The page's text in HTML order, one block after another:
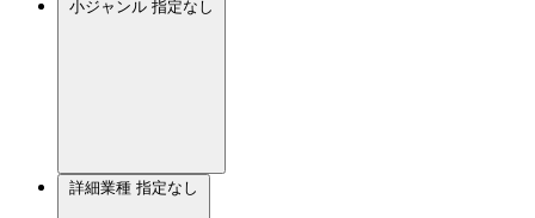
小ジャンル 指定なし
詳細業種 指定なし